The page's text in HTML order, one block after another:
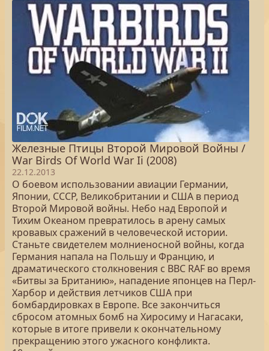
Железные Птицы Второй Мировой Войны /
War Birds Of World War Ii (2008)
22.12.2013
О боевом использовании авиации Германии,
Японии, СССР, Великобритании и США в период
Второй Мировой войны. Небо над Европой и
Тихим Океаном превратилось в арену самых
кровавых сражений в человеческой истории.
Станьте свидетелем молниеносной войны, когда
Германия напала на Польшу и Францию, и
драматического столкновения с ВВС RAF во время
«Битвы за Британию», нападение японцев на Перл-
Харбор и действия летчиков США при
бомбардировках в Европе. Все закончиться
сбросом атомных бомб на Хиросиму и Нагасаки,
которые в итоге привели к окончательному
прекращению этого ужасного конфликта.